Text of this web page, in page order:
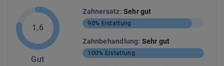
1,6
Gut
Zahnersatz: Sehr gut
90% Erstattung
Zahnbehandlung: Sehr gut
100% Erstattung